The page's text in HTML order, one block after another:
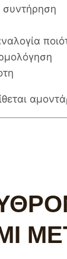
συντήρηση